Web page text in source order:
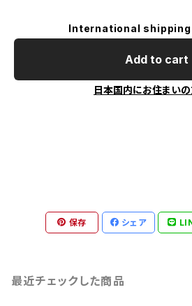
International
Add to cart
日本国内にお住まい
保存 シェア
最近チェックした商品